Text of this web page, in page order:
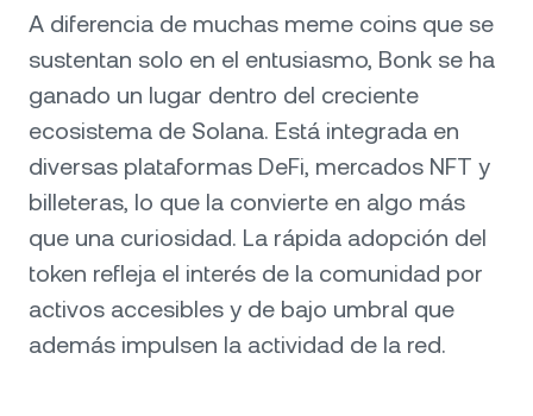
A diferencia de muchas meme coins que se
sustentan solo en el entusiasmo, Bonk se ha
ganado un lugar dentro del creciente
ecosistema de Solana. Está integrada en
diversas plataformas DeFi, mercados NFT y
billeteras, lo que la convierte en algo más
que una curiosidad. La rápida adopción del
token refleja el interés de la comunidad por
activos accesibles y de bajo umbral que
además impulsen la actividad de la red.